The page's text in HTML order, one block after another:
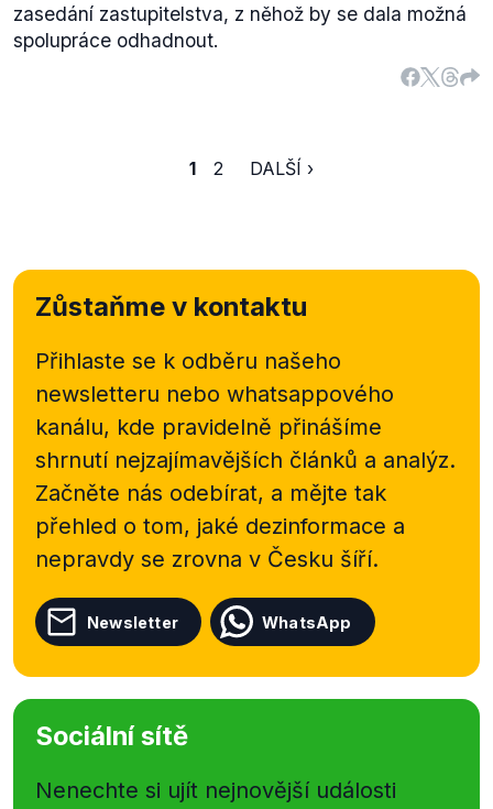
zasedání zastupitelstva, z něhož by se dala možná
spolupráce odhadnout.
1 2 DALŠÍ ›
Zůstaňme v kontaktu
Přihlaste se k odběru našeho
newsletteru nebo whatsappového
kanálu, kde pravidelně přinášíme
shrnutí nejzajímavějších článků a analýz.
Začněte nás odebírat, a mějte tak
přehled o tom, jaké dezinformace a
nepravdy se zrovna v Česku šíří.
Newsletter WhatsApp
Sociální sítě
Nenechte si ujít nejnovější události